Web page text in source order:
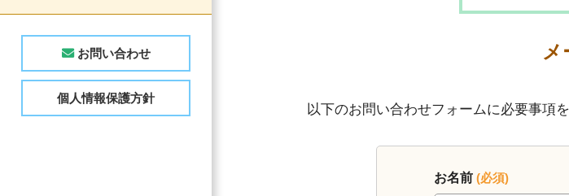
お問い合わせ
個人情報保護方針
メ
以下のお問い合わせフォームに必要事項
お名前 (必須)